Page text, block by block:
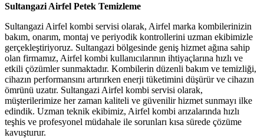
Sultangazi Airfel Petek Temizleme
Sultangazi Airfel kombi servisi olarak, Airfel marka kombilerinizin
bakım, onarım, montaj ve periyodik kontrollerini uzman ekibimizle
gerçekleştiriyoruz. Sultangazi bölgesinde geniş hizmet ağına sahip
olan firmamız, Airfel kombi kullanıcılarının ihtiyaçlarına hızlı ve
etkili çözümler sunmaktadır. Kombilerin düzenli bakım ve temizliği,
cihazın performansını artırırken enerji tüketimini düşürür ve cihazın
ömrünü uzatır. Sultangazi Airfel kombi servisi olarak,
müşterilerimize her zaman kaliteli ve güvenilir hizmet sunmayı ilke
edindik. Uzman teknik ekibimiz, Airfel kombi arızalarında hızlı
teşhis ve profesyonel müdahale ile sorunları kısa sürede çözüme
kavuşturur.